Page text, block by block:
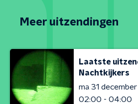
Meer uitzendingen
Laatste
Nachtkijkers
ma 31
02:00 - 04:00